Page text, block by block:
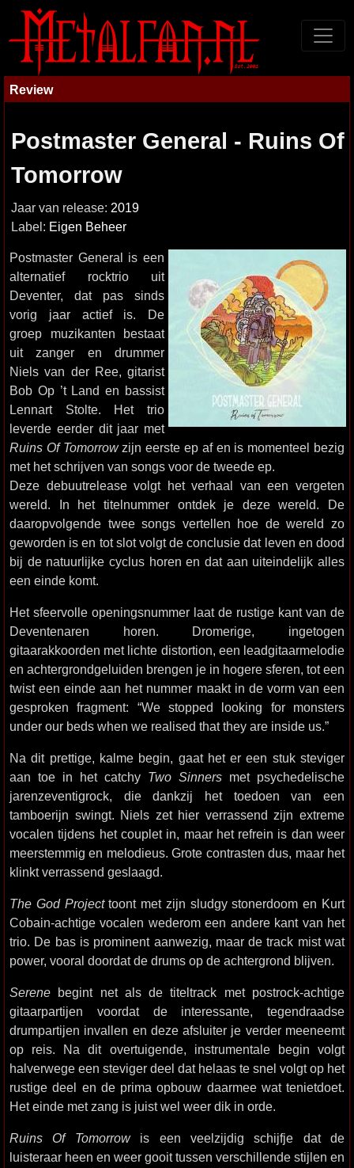
Review
Postmaster General - Ruins Of
Tomorrow
Jaar van release: 2019
Label: Eigen Beheer
Postmaster General is een
alternatief rocktrio uit
Deventer, dat pas sinds
vorig jaar actief is. De
groep muzikanten bestaat
uit zanger en drummer
Niels van der Ree, gitarist
Bob Op ’t Land en bassist
Lennart Stolte. Het trio
leverde eerder dit jaar met
Ruins Of Tomorrowzijn eerste ep af en is momenteel bezig
met het schrijven van songs voor de tweede ep.
Deze debuutrelease volgt het verhaal van een vergeten
wereld. In het titelnummer ontdek je deze wereld. De
daaropvolgende twee songs vertellen hoe de wereld zo
geworden is en tot slot volgt de conclusie dat leven en dood
bij de natuurlijke cyclus horen en dat aan uiteindelijk alles
een einde komt.
Het sfeervolle openingsnummer laat de rustige kant van de
Deventenaren horen. Dromerige, ingetogen
gitaarakkoorden met lichte distortion, een leadgitaarmelodie
en achtergrondgeluiden brengen je in hogere sferen, tot een
twist een einde aan het nummer maakt in de vorm van een
gesproken fragment: “We stopped looking for monsters
under our beds when we realised that they are inside us.”
Na dit prettige, kalme begin, gaat het er een stuk steviger
aan toe in het catchy Two Sinners met psychedelische
jarenzeventigrock, die dankzij het toedoen van een
tamboerijn swingt. Niels zet hier verrassend zijn extreme
vocalen tijdens het couplet in, maar het refrein is dan weer
meerstemmig en melodieus. Grote contrasten dus, maar het
klinkt verrassend geslaagd.
The God Projecttoont met zijn sludgy stonerdoom en Kurt
Cobain-achtige vocalen wederom een andere kant van het
trio. De bas is prominent aanwezig, maar de track mist wat
power, vooral doordat de drums op de achtergrond blijven.
Serene begint net als de titeltrack met postrock-achtige
gitaarpartijen voordat de interessante, tegendraadse
drumpartijen invallen en deze afsluiter je verder meeneemt
op reis. Na dit overtuigende, instrumentale begin volgt
halverwege een steviger deel dat helaas te snel volgt op het
rustige deel en de prima opbouw daarmee wat tenietdoet.
Het einde met zang is juist wel weer dik in orde.
Ruins Of Tomorrowis een veelzijdig schijfje dat de
luisteraar heen en weer gooit tussen verschillende stijlen en